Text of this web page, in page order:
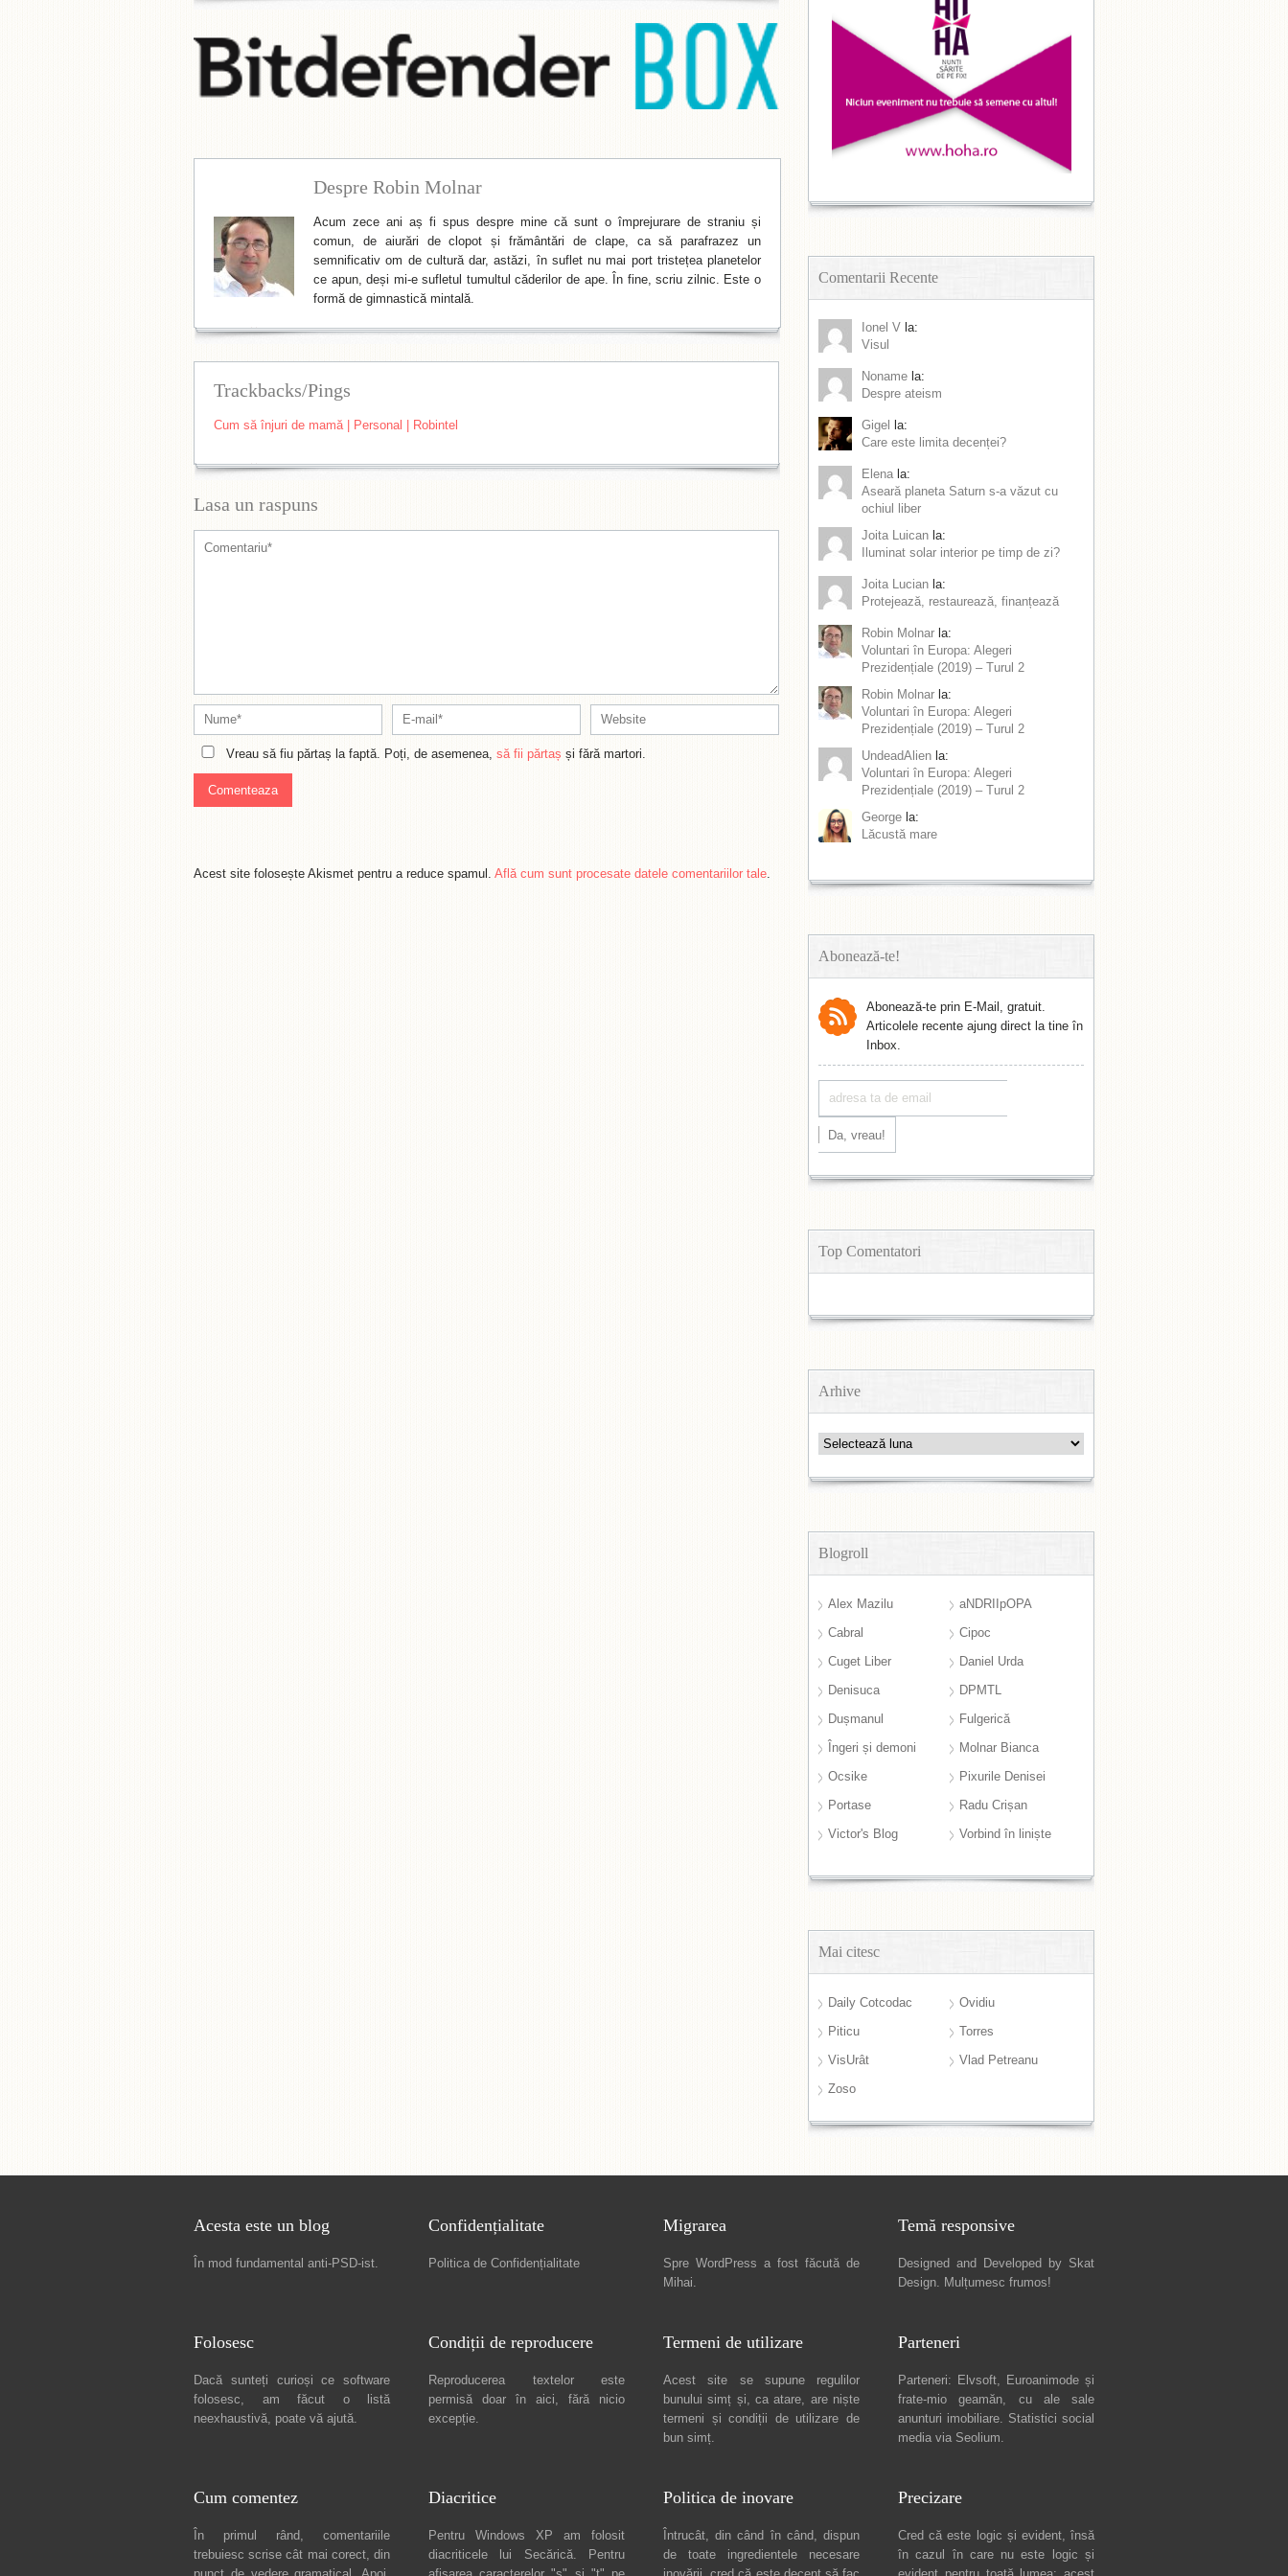
Despre Robin Molnar
Acum zece ani aș fi spus despre mine că sunt o împrejurare de straniu și
comun, de aiurări de clopot și frământări de clape, ca să parafrazez un
semnificativ om de cultură dar, astăzi, în suflet nu mai port tristețea planetelor
ce apun, deși mi-e sufletul tumultul căderilor de ape. În fine, scriu zilnic. Este o
formă de gimnastică mintală.
Trackbacks/Pings
Cum să înjuri de mamă | Personal | Robintel
Lasa un raspuns
Vreau să fiu părtaș la faptă. Poți, de asemenea, să fii părtaș și fără martori.
Acest site folosește Akismet pentru a reduce spamul. Află cum sunt procesate datele comentariilor tale.
Comentarii Recente
Ionel V la:
Visul
Noname la:
Despre ateism
Gigel
la:
Care este limita decenței?
Elena la:
Aseară planeta Saturn s-a văzut cu
ochiul liber
Joita Luican la:
Iluminat solar interior pe timp de zi?
Joita Lucian la:
Protejează, restaurează, finanțează
Robin Molnar la:
Voluntari în Europa: Alegeri
Prezidențiale (2019) – Turul 2
Robin Molnar la:
Voluntari în Europa: Alegeri
Prezidențiale (2019) – Turul 2
UndeadAlien la:
Voluntari în Europa: Alegeri
Prezidențiale (2019) – Turul 2
George la:
Lăcustă mare
Abonează-te!
Abonează-te prin E-Mail, gratuit.
Articolele recente ajung direct la tine în
Inbox.
Top Comentatori
Arhive
Arhive
Blogroll
Alex Mazilu
aNDRIIpOPA
Cabral
Cipoc
Cuget Liber
Daniel Urda
Denisuca
DPMTL
Dușmanul
Fulgerică
Îngeri și demoni
Molnar Bianca
Ocsike
Pixurile Denisei
Portase
Radu Crișan
Victor's Blog
Vorbind în liniște
Mai citesc
Daily Cotcodac
Ovidiu
Piticu
Torres
VisUrât
Vlad Petreanu
Zoso
Acesta este un blog
În mod fundamental anti-PSD-ist.
Confidențialitate
Politica de Confidențialitate
Migrarea
Spre WordPress a fost făcută de
Mihai.
Temă responsive
Designed and Developed by Skat
Design. Mulțumesc frumos!
Folosesc
Dacă sunteți curioși ce software
folosesc, am făcut o listă
neexhaustivă, poate vă ajută.
Condiții de reproducere
Reproducerea textelor este
permisă doar în aici, fără nicio
excepție.
Termeni de utilizare
Acest site se supune regulilor
bunului simț și, ca atare, are niște
termeni și condiții de utilizare de
bun simț.
Parteneri
Parteneri: Elvsoft, Euroanimode și
frate-mio geamăn, cu ale sale
anunturi imobiliare. Statistici social
media via Seolium.
Cum comentez
În primul rând, comentariile
trebuiesc scrise cât mai corect, din
Diacritice
Pentru Windows XP am folosit
diacriticele lui Secărică. Pentru
Politica de inovare
Întrucât, din când în când, dispun
de toate ingredientele necesare
Precizare
Cred că este logic și evident, însă
în cazul în care nu este logic și